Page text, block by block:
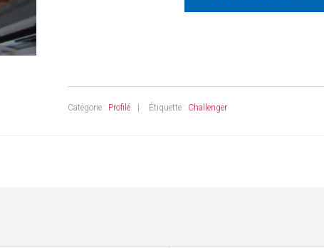
Catégorie : Profilé Étiquette : Challenger